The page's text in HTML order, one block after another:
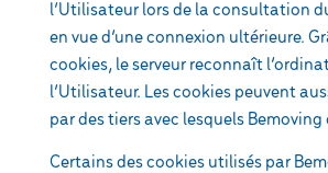
l’Utilisateur lors de la consultation
en vue d’une connexion ultérieure.
cookies, le serveur reconnaît
l’Utilisateur. Les cookies peuvent
par des tiers avec lesquels
Certains des cookies utilisés par